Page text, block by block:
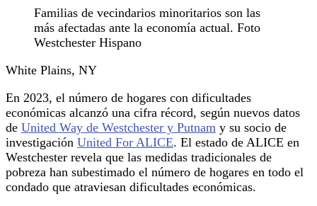
Familias de vecindarios minoritarios son las
más afectadas ante la economía actual. Foto
Westchester Hispano
White Plains, NY
En 2023, el número de hogares con dificultades
económicas alcanzó una cifra récord, según nuevos datos
de United Way de Westchester y Putnam y su socio de
investigación United For ALICE. El estado de ALICE en
Westchester revela que las medidas tradicionales de
pobreza han subestimado el número de hogares en todo el
condado que atraviesan dificultades económicas.